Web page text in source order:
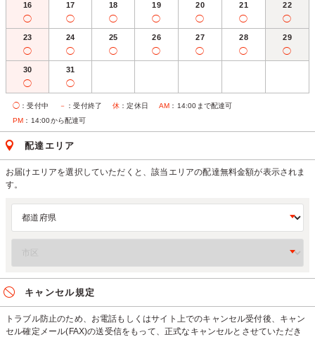
16
◯
17
◯
18
◯
19
◯
20
◯
21
◯
22
◯
23
◯
24
◯
25
◯
26
◯
27
◯
28
◯
29
◯
30
◯
31
◯
◯ ：受付中 － ：受付終了 休 ：定休日 AM ：14:00まで配達可
PM ：14:00から配達可
配達エリア
お届けエリアを選択していただくと、該当エリアの配達無料金額が表示されま
す。
キャンセル規定
トラブル防止のため、お電話もしくはサイト上でのキャンセル受付後、キャン
セル確定メール(FAX)の送受信をもって、正式なキャンセルとさせていただき